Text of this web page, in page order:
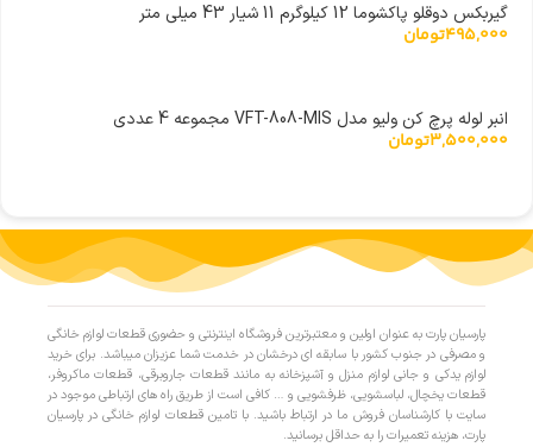
گیربکس دوقلو پاکشوما 12 کیلوگرم 11 شیار 43 میلی متر
495,000تومان
انبر لوله پرچ کن ولیو مدل VFT-808-MIS مجموعه 4 عددی
3,500,000تومان
پارسیان پارت به عنوان اولین و معتبرترین فروشگاه اینترنتی و حضوری قطعات لوازم خانگی
و مصرفی در جنوب کشور با سابقه ای درخشان در خدمت شما عزیزان میباشد. برای خرید
لوازم یدکی و جانی لوازم منزل و آشپزخانه به مانند قطعات جاروبرقی، قطعات ماکروفر،
قطعات یخچال، لباسشویی، ظرفشویی و … کافی است از طریق راه های ارتباطی موجود در
سایت با کارشناسان فروش ما در ارتباط باشید. با تامین قطعات لوازم خانگی در پارسیان
پارت، هزینه تعمیرات را به حداقل برسانید.